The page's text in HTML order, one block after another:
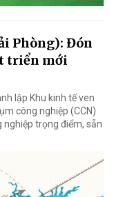
Phòng): Đón
triển mới
lập Khu kinh tế ven
công nghiệp (CCN)
trọng điểm, sẵn